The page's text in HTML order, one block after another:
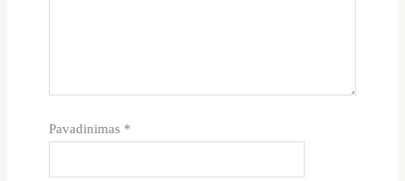
Pavadinimas *